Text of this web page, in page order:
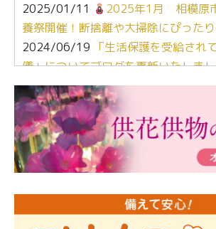
2025/01/11
2025年1月 相模原
養祭開催！断捨離や大掃除にぴった
2024/06/19 「生活保護を受給され
儀」についてブログを更新いたしま
2024/03/06【終活なるほど教室】
ぶ！はじめてのお葬式」小さな家族
瀬 ご参加ありがとうございました！
2024/01/19令和6年能登半島地震
告
人形供養 寄付のご報告
2023/12/16終活なるほど教室＠小